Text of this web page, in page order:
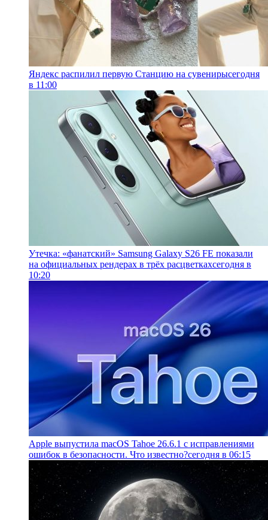
Яндекс распилил первую Станцию на сувенирысегодня
в 11:00
Утечка: «фанатский» Samsung Galaxy S26 FE показали
на официальных рендерах в трёх расцветкахсегодня в
10:20
Apple выпустила macOS Tahoe 26.6.1 с исправлениями
ошибок в безопасности. Что известно?сегодня в 06:15